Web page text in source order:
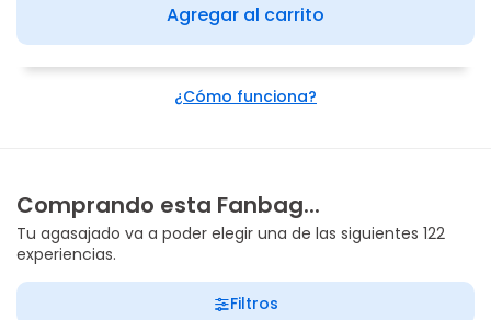
Agregar al carrito
¿Cómo funciona?
Comprando esta Fanbag...
Tu agasajado va a poder elegir una de las siguientes 122
experiencias.
Filtros